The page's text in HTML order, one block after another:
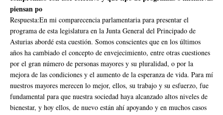
piensan po
Respuesta:En mi comparecencia parlamentaria para presentar el
programa de esta legislatura en la Junta General del Principado de
Asturias abordé esta cuestión. Somos conscientes que en los últimos
años ha cambiado el concepto de envejecimiento, entre otras cuestiones
por el gran número de personas mayores y su pluralidad, o por la
mejora de las condiciones y el aumento de la esperanza de vida. Para mí
nuestros mayores merecen lo mejor, ellos, su trabajo y su esfuerzo, fue
fundamental para que nuestra sociedad haya alcanzado altos niveles de
bienestar, y hoy ellos, de nuevo están ahí apoyando y en muchos casos